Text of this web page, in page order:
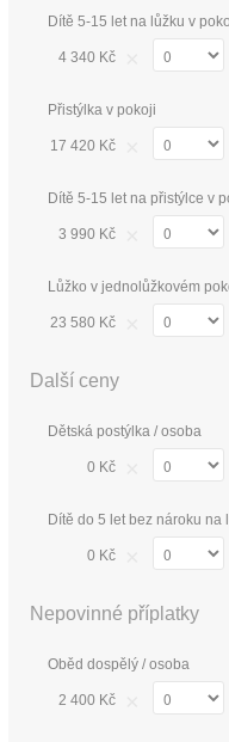
Dítě 5-15 let na lůžku v
4 340 Kč
Přistýlka v pokoji
17 420 Kč
Dítě 5-15 let na přistýlce v
3 990 Kč
Lůžko v jednolůžkovém
23 580 Kč
Další ceny
Dětská postýlka / osoba
0 Kč
Dítě do 5 let bez nároku na
0 Kč
Nepovinné příplatky
Oběd dospělý / osoba
2 400 Kč